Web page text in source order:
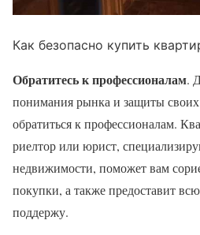
Как безопасно купить
Обратитесь к профессионалам.
понимания рынка и защиты своих
обратиться к профессионалам.
риелтор или юрист,
недвижимости, поможет вам
покупки, а также предоставит
поддержу.